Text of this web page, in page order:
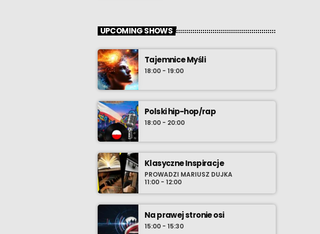
UPCOMING SHOWS
Tajemnice Myśli
18:00 - 19:00
Polski hip-hop/rap
18:00 - 20:00
Klasyczne Inspiracje
PROWADZI MARIUSZ DUJKA
11:00 - 12:00
Na prawej stronie osi
15:00 - 15:30